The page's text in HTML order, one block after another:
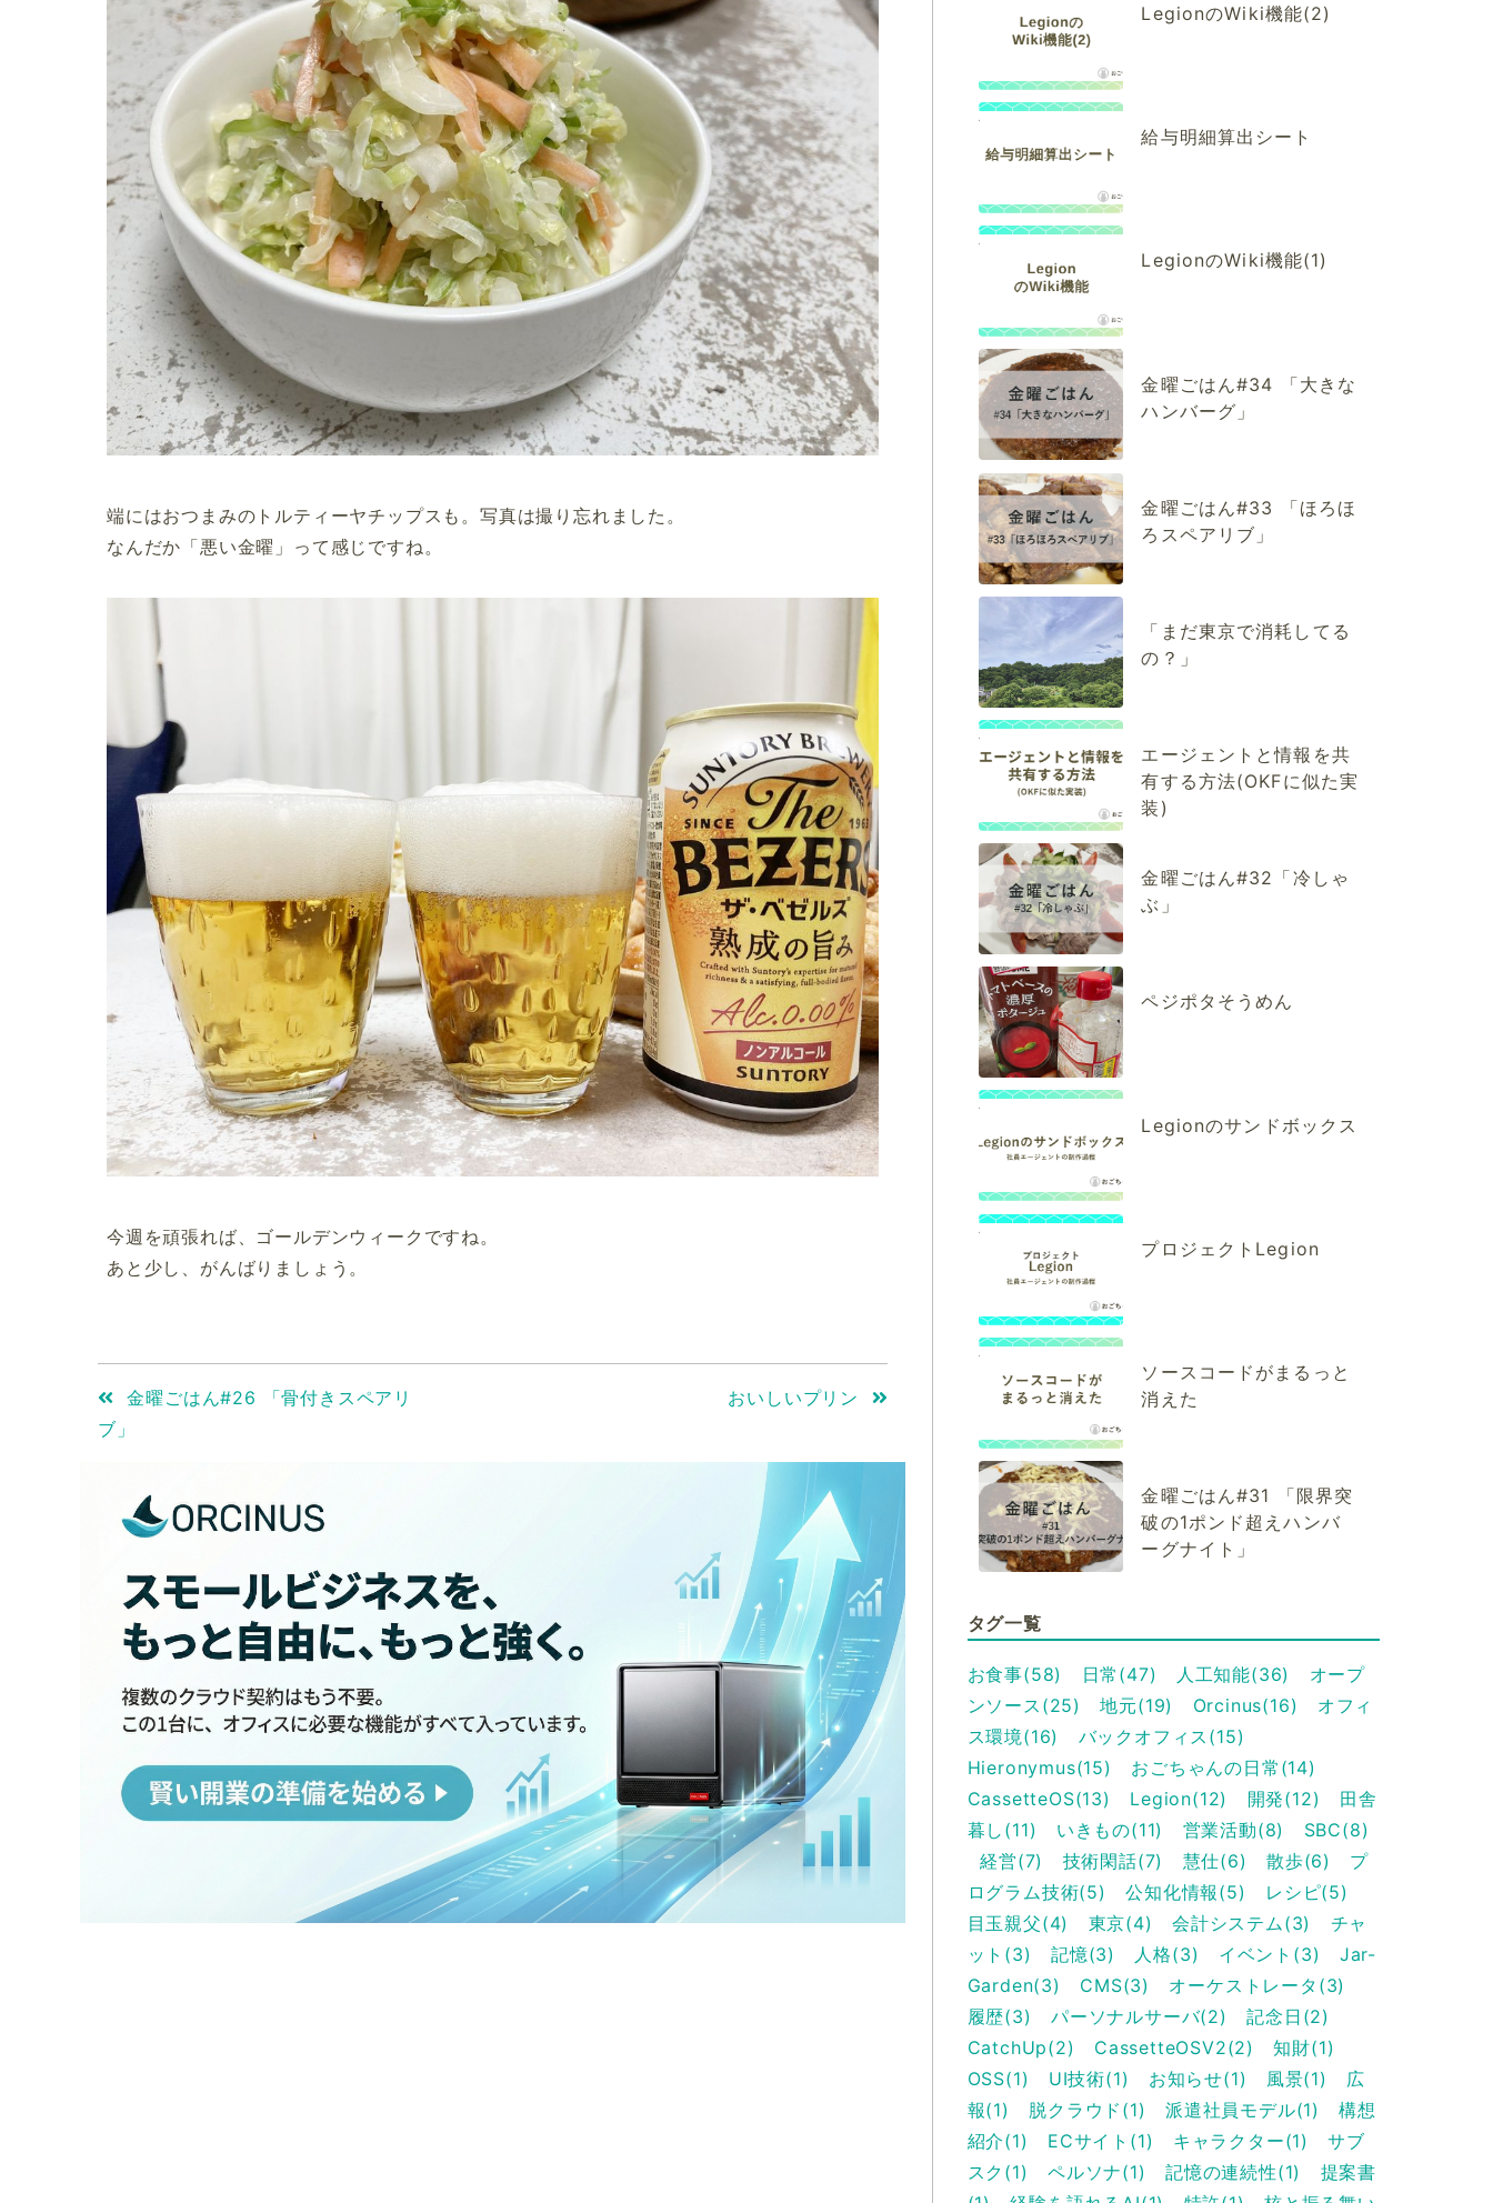
端にはおつまみのトルティーヤチップスも。写真は撮り忘れました。
なんだか「悪い金曜」って感じですね。
今週を頑張れば、ゴールデンウィークですね。
あと少し、がんばりましょう。
金曜ごはん#26 「骨付きスペアリ
ブ」
おいしいプリン
LegionのWiki機能(2)
給与明細算出シート
LegionのWiki機能(1)
金曜ごはん#34 「大きな
ハンバーグ」
金曜ごはん#33 「ほろほ
ろスペアリブ」
「まだ東京で消耗してる
の？」
エージェントと情報を共
有する方法(OKFに似た実
装)
金曜ごはん#32「冷しゃ
ぶ」
ペジポタそうめん
Legionのサンドボックス
プロジェクトLegion
ソースコードがまるっと
消えた
金曜ごはん#31 「限界突
破の1ポンド超えハンバ
ーグナイト」
タグ一覧
お食事(58) 日常(47) 人工知能(36)
オープ
ンソース(25)
地元(19) Orcinus(16)
オフィ
ス環境(16)
バックオフィス(15)
Hieronymus(15)
おごちゃんの日常(14)
CassetteOS(13)
Legion(12) 開発(12)
田舎
暮し(11)
いきもの(11) 営業活動(8)
SBC(8)
経営(7)
技術閑話(7) 慧仕(6) 散歩(6)
プ
ログラム技術(5)
公知化情報(5)
レシピ(5)
目玉親父(4)
東京(4) 会計システム(3)
チャ
ット(3)
記憶(3) 人格(3) イベント(3)
Jar-
Garden(3)
CMS(3)
オーケストレータ(3)
履歴(3)
パーソナルサーバ(2)
記念日(2)
CatchUp(2)
CassetteOSV2(2)
知財(1)
OSS(1)
UI技術(1) お知らせ(1) 風景(1)
広
報(1)
脱クラウド(1) 派遣社員モデル(1)
構想
紹介(1)
ECサイト(1) キャラクター(1)
サブ
スク(1)
ペルソナ(1) 記憶の連続性(1)
提案書